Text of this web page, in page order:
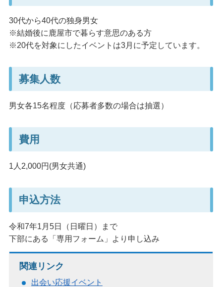
30代から40代の独身男女
※結婚後に鹿屋市で暮らす意思のある方
※20代を対象にしたイベントは3月に予定しています。
募集人数
男女各15名程度（応募者多数の場合は抽選）
費用
1人2,000円(男女共通)
申込方法
令和7年1月5日（日曜日）まで
下部にある「専用フォーム」より申し込み
関連リンク
出会い応援イベント